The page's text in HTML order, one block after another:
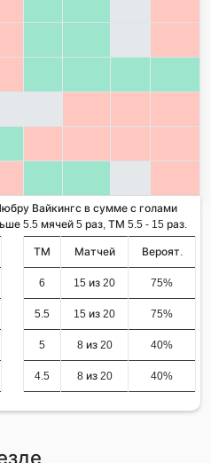
Вайкингс в сумме с голами
5.5 мячей 5 раз, ТМ 5.5 - 15 раз.
ТМ Матчей Вероят.
6 15 из 20 75%
5.5 15 из 20 75%
5 8 из 20 40%
4.5 8 из 20 40%